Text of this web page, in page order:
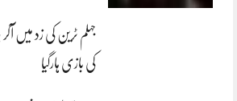
جہلم ٹرین کی زد میں
کی بازی ہارگیا